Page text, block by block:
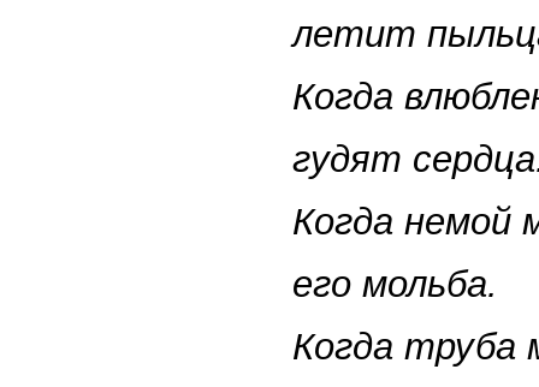
летит
Когда
гудят
Когда немой
его мольба.
Когда труба